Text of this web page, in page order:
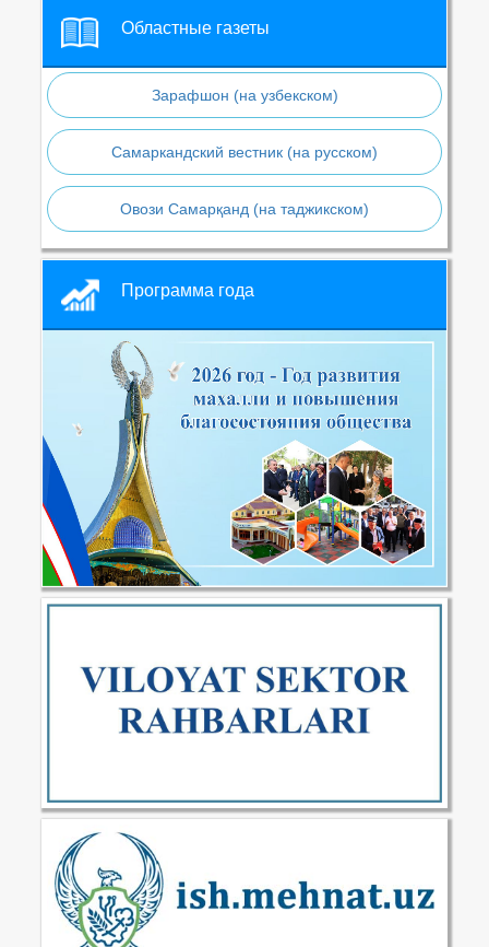
Областные газеты
Зарафшон (на узбекском)
Самаркандский вестник (на русском)
Овози Самарқанд (на таджикском)
Программа года